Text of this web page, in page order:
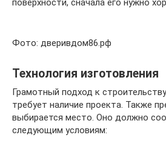
поверхности, сначала его нужно
Фото: дверивдом86.рф
Технология изготовления
Грамотный подход к
требует наличие проекта. Также
выбирается место. Оно должно
следующим условиям: